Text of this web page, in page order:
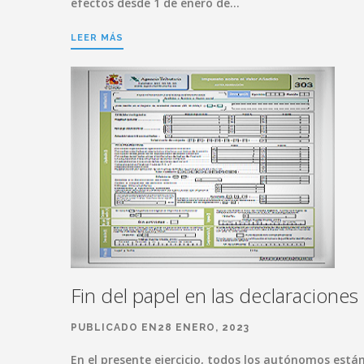
LEER MÁS
Fin del papel en las declaraciones
PUBLICADO EN28 ENERO, 2023
En el presente ejercicio, todos los autónomos